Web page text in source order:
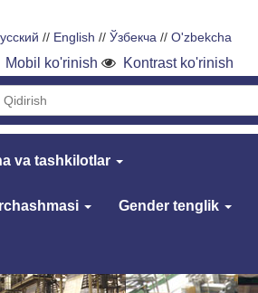
// English // Ўзбекча // O'zbekcha
Mobil ko'rinish Kontrast ko'rinish
va tashkilotlar
Gender tenglik